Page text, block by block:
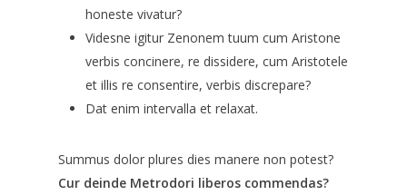
honeste vivatur?
Videsne igitur Zenonem tuum cum Aristone
verbis concinere, re dissidere, cum Aristotele
et illis re consentire, verbis discrepare?
Dat enim intervalla et relaxat.
Summus dolor plures dies manere non potest?
Cur deinde Metrodori liberos commendas?